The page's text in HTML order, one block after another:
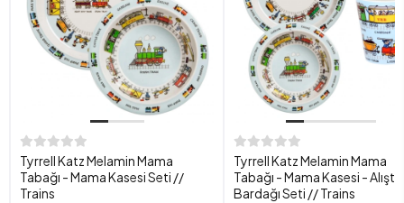
Tyrrell Katz Melamin Mama
Tabağı - Mama Kasesi Seti //
Trains
Tyrrell Katz Melamin Mama
Tabağı - Mama Kasesi -
Bardağı Seti // Trains